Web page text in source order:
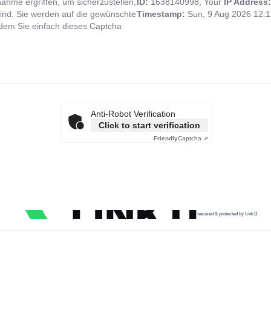
Sie werden auf die gewünschte
Sie einfach dieses Captcha
Timestamp: Sun, 9 Aug 2026
Anti-Robot Verification
Click to start verification
FriendlyCaptcha ⇗
secured & protected by Link11